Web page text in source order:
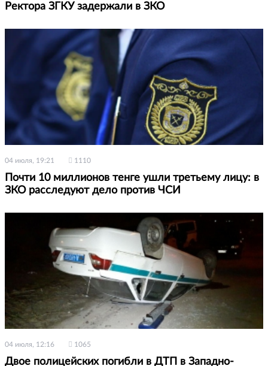
Ректора ЗГКУ задержали в ЗКО
04 июля, 19:21 1110
Почти 10 миллионов тенге ушли третьему лицу: в
ЗКО расследуют дело против ЧСИ
04 июля, 12:16 1065
Двое полицейских погибли в ДТП в Западно-